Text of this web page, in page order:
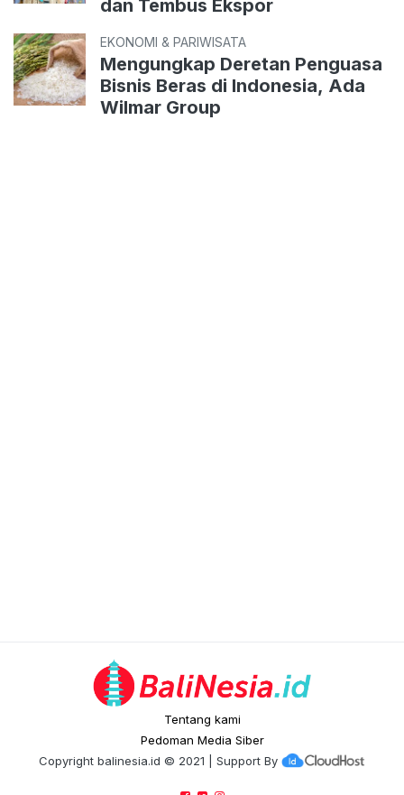
dan Tembus Ekspor
EKONOMI & PARIWISATA
Mengungkap Deretan Penguasa
Bisnis Beras di Indonesia, Ada
Wilmar Group
Tentang kami
Pedoman Media Siber
Copyright balinesia.id © 2021 | Support By